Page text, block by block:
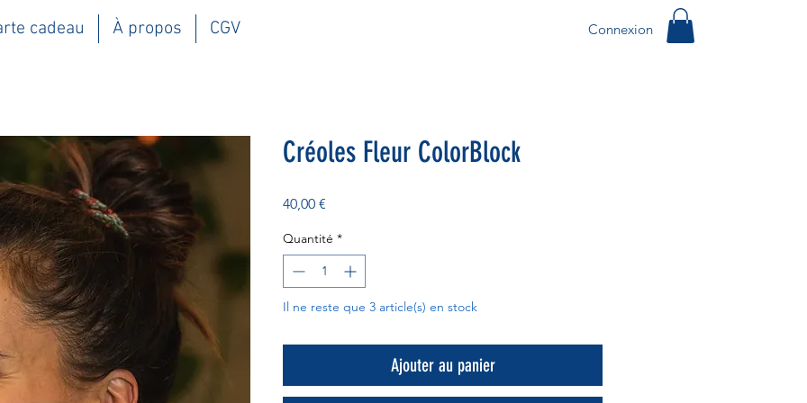
cadeau À propos CGV Connexion
Créoles Fleur ColorBlock
40,00 €
Quantité *
Il ne reste que 3 article(s) en stock
Ajouter au panier